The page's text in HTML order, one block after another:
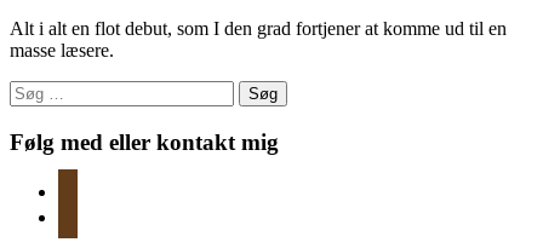
Alt i alt en flot debut, som I den grad fortjener at komme ud til en
masse læsere.
Søg
efter:
Følg med eller kontakt mig